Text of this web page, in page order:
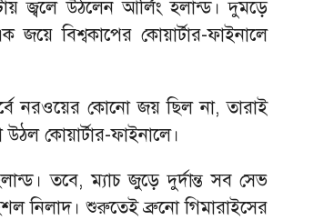
জ্বলে উঠলেন আর্লিং হলান্ড। দুমড়ে
বিশ্বকাপের কোয়ার্টার-ফাইনালে
নরওয়ের কোনো জয় ছিল না, তারাই
কোয়ার্টার-ফাইনালে।
তবে, ম্যাচ জুড়ে দুর্দান্ত সব সেভ
নিলাদ। শুরুতেই ব্রুনো গিমারাইসের